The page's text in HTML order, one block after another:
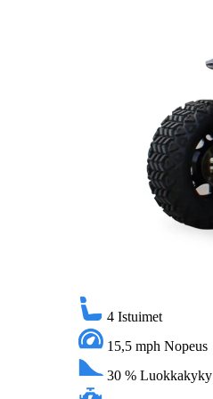
4 Istuimet
15,5 mph Nopeus
30 % Luokkakyky